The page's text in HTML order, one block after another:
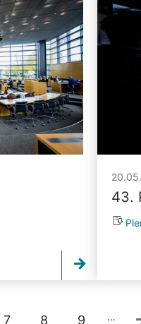
43.
7 8 9 …